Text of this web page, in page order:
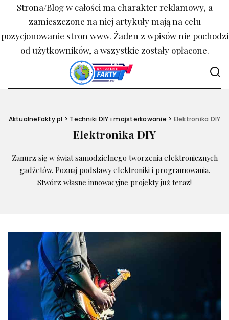
Strona/Blog w całości ma charakter reklamowy, a
zamieszczone na niej artykuły mają na celu
pozycjonowanie stron www. Żaden z wpisów nie pochodzi
od użytkowników, a wszystkie zostały opłacone.
AktualneFakty.pl > Techniki DIY i majsterkowanie > Elektronika DIY
Elektronika DIY
Zanurz się w świat samodzielnego tworzenia elektronicznych
gadżetów. Poznaj podstawy elektroniki i programowania.
Stwórz własne innowacyjne projekty już teraz!